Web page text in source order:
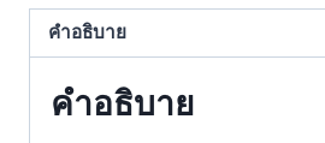
คำอธิบาย
คำอธิบาย